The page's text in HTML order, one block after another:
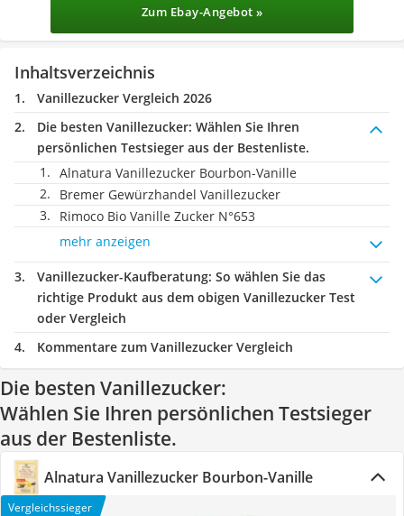
Zum Ebay-Angebot »
Inhaltsverzeichnis
Vanillezucker Vergleich 2026
Die besten Vanillezucker: Wählen Sie Ihren
persönlichen Testsieger aus der Bestenliste.
Alnatura Vanillezucker Bourbon-Vanille
Bremer Gewürzhandel Vanillezucker
Rimoco Bio Vanille Zucker N°653
mehr anzeigen
Vanillezucker-Kaufberatung: So wählen Sie das
richtige Produkt aus dem obigen Vanillezucker Test
oder Vergleich
Kommentare zum Vanillezucker Vergleich
Die besten Vanillezucker:
Wählen Sie Ihren persönlichen Testsieger
aus der Bestenliste.
Alnatura Vanillezucker Bourbon-Vanille
Vergleichssieger